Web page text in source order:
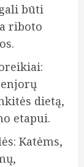
būti
riboto
dietą,
etapui.
Katėms,